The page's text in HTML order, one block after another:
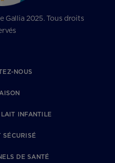
2025. Tous droits
NOUS
INFANTILE
SÉCURISÉ
DE SANTÉ